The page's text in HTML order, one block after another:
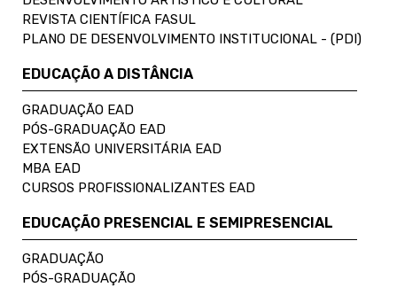
REVISTA CIENTÍFICA FASUL
PLANO DE DESENVOLVIMENTO INSTITUCIONAL - (PDI)
EDUCAÇÃO A DISTÂNCIA
GRADUAÇÃO EAD
PÓS-GRADUAÇÃO EAD
EXTENSÃO UNIVERSITÁRIA EAD
MBA EAD
CURSOS PROFISSIONALIZANTES EAD
EDUCAÇÃO PRESENCIAL E SEMIPRESENCIAL
GRADUAÇÃO
PÓS-GRADUAÇÃO